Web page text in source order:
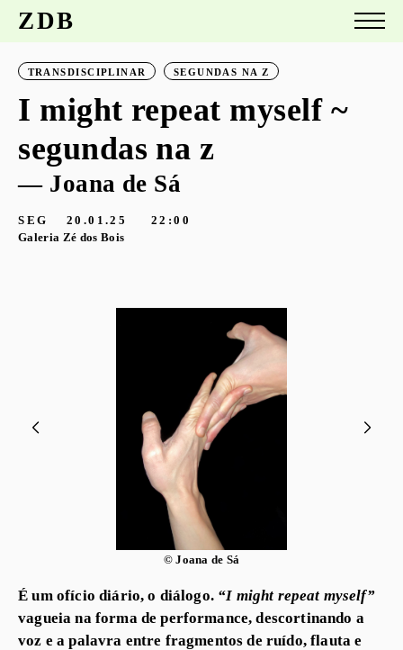
ZDB
TRANSDISCIPLINAR SEGUNDAS NA Z
I might repeat myself ~
segundas na z
— Joana de Sá
SEG 20.01.25
22:00
Galeria Zé dos Bois
© Joana de Sá
É um ofício diário, o diálogo. “I might repeat myself”
vagueia na forma de performance, descortinando a
voz e a palavra entre fragmentos de ruído, flauta e